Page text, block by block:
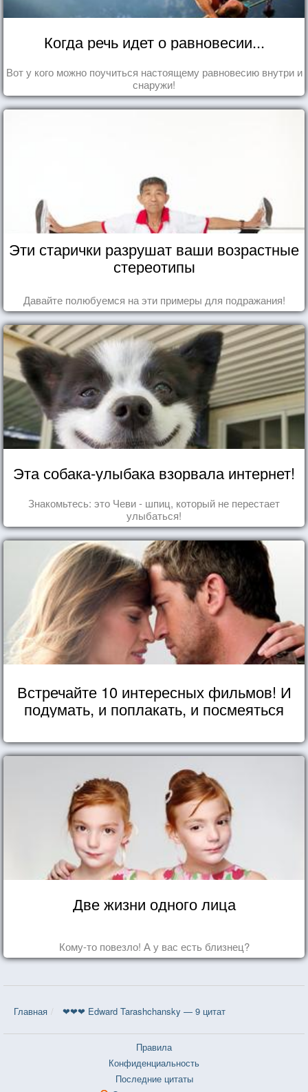
Когда речь идет о равновесии...
Вот у кого можно поучиться настоящему равновесию внутри и
снаружи!
Эти старички разрушат ваши возрастные
стереотипы
Давайте полюбуемся на эти примеры для подражания!
Эта собака-улыбака взорвала интернет!
Знакомьтесь: это Чеви - шпиц, который не перестает
улыбаться!
Встречайте 10 интересных фильмов! И
подумать, и поплакать, и посмеяться
Две жизни одного лица
Кому-то повезло! А у вас есть близнец?
Главная ❤❤❤ Edward Tarashchansky — 9 цитат
Правила
Конфиденциальность
Последние цитаты